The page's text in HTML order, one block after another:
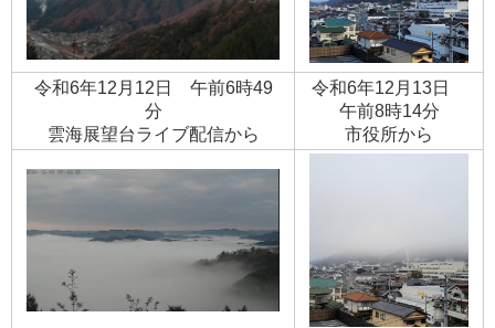
令和6年12月12日 午前6時49
分
​雲海展望台ライブ配信から
令和6年12月13日
午前8時14分
​市役所から